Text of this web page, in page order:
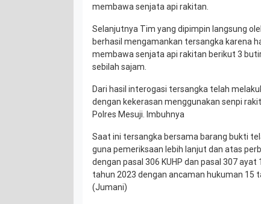
membawa senjata api rakitan.
Selanjutnya Tim yang dipimpin langsung
berhasil mengamankan tersangka karena
membawa senjata api rakitan berikut 3
sebilah sajam.
Dari hasil interogasi tersangka telah
dengan kekerasan menggunakan senpi
Polres Mesuji. Imbuhnya
Saat ini tersangka bersama barang bukti
guna pemeriksaan lebih lanjut dan atas
dengan pasal 306 KUHP dan pasal 307 ayat
tahun 2023 dengan ancaman hukuman 15
(Jumani)